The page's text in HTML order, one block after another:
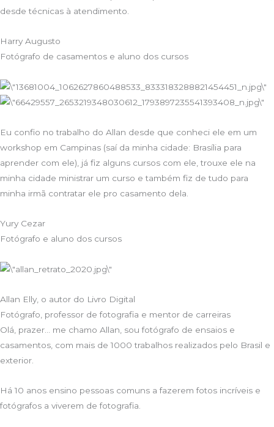
desde técnicas à atendimento.
Harry Augusto
Fotógrafo de casamentos e aluno dos cursos
Eu confio no trabalho do Allan desde que conheci ele em um
workshop em Campinas (saí da minha cidade: Brasília para
aprender com ele), já fiz alguns cursos com ele, trouxe ele na
minha cidade ministrar um curso e também fiz de tudo para
minha irmã contratar ele pro casamento dela.
Yury Cezar
Fotógrafo e aluno dos cursos
Allan Elly, o autor do Livro Digital
Fotógrafo, professor de fotografia e mentor de carreiras
Olá, prazer… me chamo Allan, sou fotógrafo de ensaios e
casamentos, com mais de 1000 trabalhos realizados pelo Brasil e
exterior.
Há 10 anos ensino pessoas comuns a fazerem fotos incríveis e
fotógrafos a viverem de fotografia.